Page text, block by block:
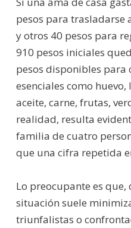
pesos para trasladarse
y otros 40 pesos para
910 pesos iniciales
pesos disponibles
esenciales como huevo,
aceite, carne, frutas,
realidad, resulta
familia de cuatro
que una cifra repetida
Lo preocupante es que,
situación suele
triunfalistas o